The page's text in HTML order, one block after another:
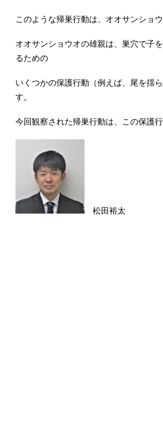
このような帰巣行動は、オオサンショ
オオサンショウオの雄親は、巣穴で子
るための
いくつかの保護行動（例えば、尾を揺
す。
今回観察された帰巣行動は、この保護
松田裕太